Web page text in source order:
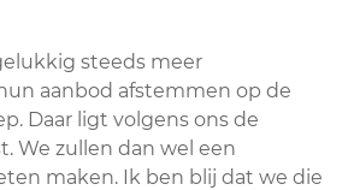
steeds meer
aanbod afstemmen op de
Daar ligt volgens ons de
We zullen dan wel een
maken. Ik ben blij dat we die